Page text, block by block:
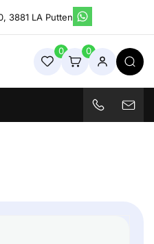
3881 LA Putten
& Industriële
0 0